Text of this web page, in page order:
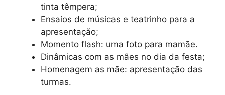
tinta têmpera;
Ensaios de músicas e teatrinho para a
apresentação;
Momento flash: uma foto para mamãe.
Dinâmicas com as mães no dia da festa;
Homenagem as mãe: apresentação das
turmas.